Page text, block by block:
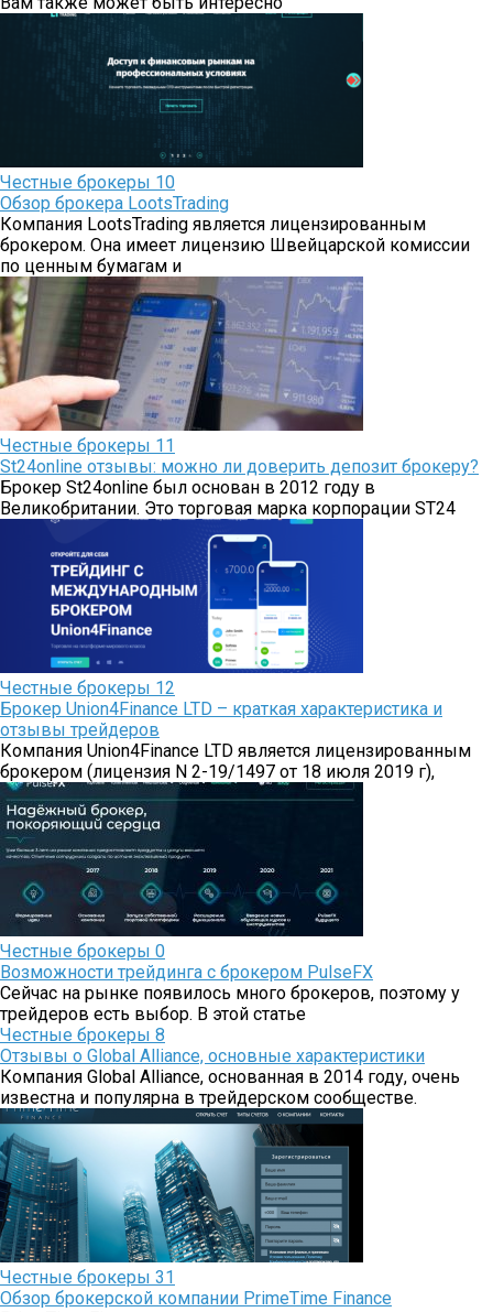
Честные брокеры 10
Обзор брокера LootsTrading
Компания LootsTrading является лицензированным
брокером. Она имеет лицензию Швейцарской комиссии
по ценным бумагам и
Честные брокеры 11
St24online отзывы: можно ли доверить депозит брокеру?
Брокер St24online был основан в 2012 году в
Великобритании. Это торговая марка корпорации ST24
Честные брокеры 12
Брокер Union4Finance LTD – краткая характеристика и
отзывы трейдеров
Компания Union4Finance LTD является лицензированным
брокером (лицензия N 2-19/1497 от 18 июля 2019 г),
Честные брокеры 0
Возможности трейдинга с брокером PulseFX
Сейчас на рынке появилось много брокеров, поэтому у
трейдеров есть выбор. В этой статье
Честные брокеры 8
Отзывы о Global Alliance, основные характеристики
Компания Global Alliance, основанная в 2014 году, очень
известна и популярна в трейдерском сообществе.
Честные брокеры 31
Обзор брокерской компании PrimeTime Finance